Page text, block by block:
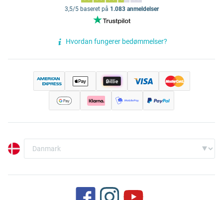
3,5/5 baseret på 1.083 anmeldelser
Hvordan fungerer bedømmelser?